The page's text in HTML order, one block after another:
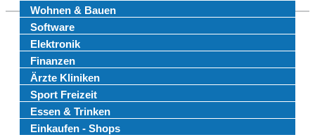
Wohnen & Bauen
Software
Elektronik
Finanzen
Ärzte Kliniken
Sport Freizeit
Essen & Trinken
Einkaufen - Shops